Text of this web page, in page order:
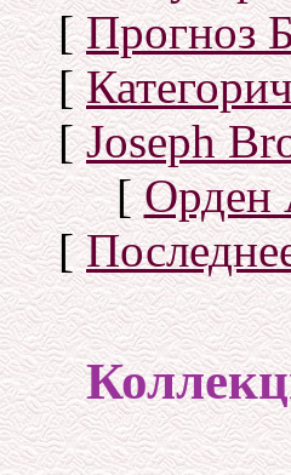
[Прогноз
[
[Joseph
[Орден
[